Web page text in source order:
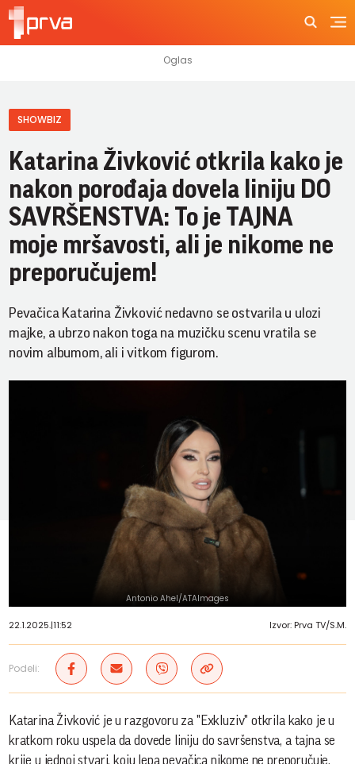
SHOWBIZ
Katarina Živković otkrila kako je
nakon porođaja dovela liniju DO
SAVRŠENSTVA: To je TAJNA
moje mršavosti, ali je nikome ne
preporučujem!
Pevačica Katarina Živković nedavno se ostvarila u ulozi
majke, a ubrzo nakon toga na muzičku scenu vratila se
novim albumom, ali i vitkom figurom.
Antonio Ahel/ATAImages
22.1.2025.|11:52 Izvor: Prva TV/S.M.
Podeli:
Katarina Živković je u razgovoru za "Exkluziv" otkrila kako je u
kratkom roku uspela da dovede liniju do savršenstva, a tajna se
krije u jednoj stvari, koju lepa pevačica nikome ne preporučuje,